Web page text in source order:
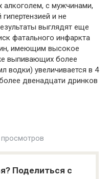
с мужчинами,
и не
выглядят еще
фатального инфаркта
имеющим высокое
выпивающих более
водки) увеличивается в 4
двенадцати дринков
просмотров
Поделиться с